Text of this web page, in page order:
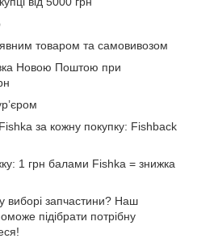
товаром та самовивозом
Новою Поштою при
за кожну покупку: Fishback
1 грн балами Fishka = знижка
виборі запчастини? Наш
підібрати потрібну